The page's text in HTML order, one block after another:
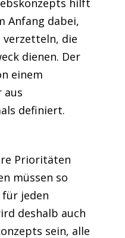
hilft
Anfang dabei,
verzetteln, die
dienen. Der
einem
aus
definiert.
Prioritäten
müssen so
jeden
deshalb auch
sein, alle